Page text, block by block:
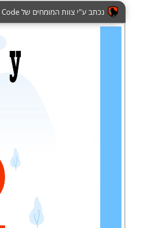
נכתב ע"י צוות המומחים של King Code